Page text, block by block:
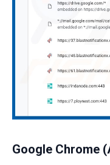
Google Chrome